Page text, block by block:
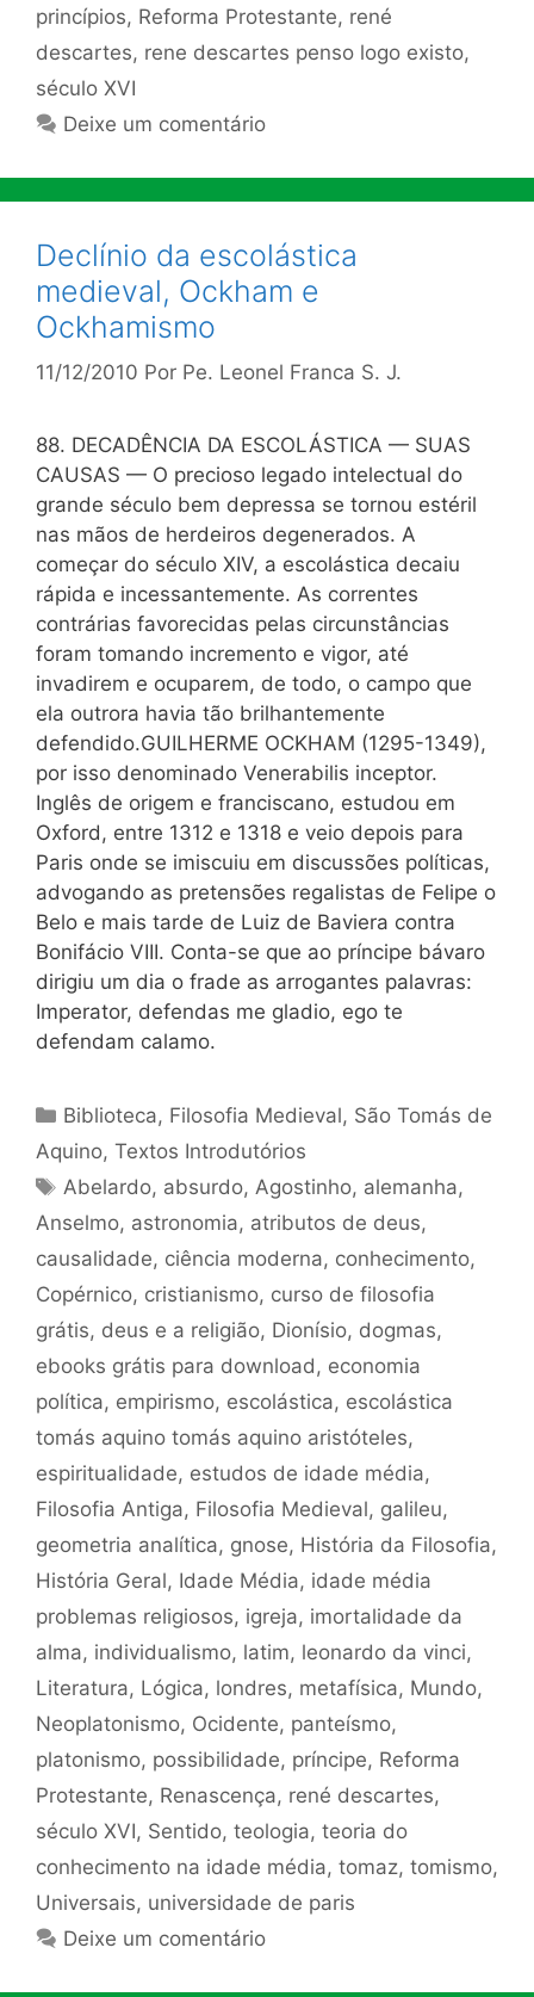
princípios, Reforma Protestante, rené
descartes, rene descartes penso logo existo,
século XVI
Deixe um comentário
Declínio da escolástica
medieval, Ockham e
Ockhamismo
11/12/2010 Por Pe. Leonel Franca S. J.
88. DECADÊNCIA DA ESCOLÁSTICA — SUAS
CAUSAS — O precioso legado intelectual do
grande século bem depressa se tornou estéril
nas mãos de herdeiros degenerados. A
começar do século XIV, a escolástica decaiu
rápida e incessantemente. As correntes
contrárias favorecidas pelas circunstâncias
foram tomando incremento e vigor, até
invadirem e ocuparem, de todo, o campo que
ela outrora havia tão brilhantemente
defendido.GUILHERME OCKHAM (1295-1349),
por isso denominado Venerabilis inceptor.
Inglês de origem e franciscano, estudou em
Oxford, entre 1312 e 1318 e veio depois para
Paris onde se imiscuiu em discussões políticas,
advogando as pretensões regalistas de Felipe o
Belo e mais tarde de Luiz de Baviera contra
Bonifácio VIII. Conta-se que ao príncipe bávaro
dirigiu um dia o frade as arrogantes palavras:
Imperator, defendas me gladio, ego te
defendam calamo.
Categorias
Biblioteca, Filosofia Medieval, São Tomás de
Aquino, Textos Introdutórios
Tags
Abelardo, absurdo,Agostinho, alemanha,
Anselmo, astronomia, atributos de deus,
causalidade, ciência moderna, conhecimento,
Copérnico, cristianismo, curso de filosofia
grátis, deus e a religião, Dionísio, dogmas,
ebooks grátis para download, economia
política, empirismo, escolástica, escolástica
tomás aquino tomás aquino aristóteles,
espiritualidade, estudos de idade média,
Filosofia Antiga, Filosofia Medieval, galileu,
geometria analítica, gnose, História da Filosofia,
História Geral, Idade Média, idade média
problemas religiosos, igreja, imortalidade da
alma, individualismo, latim, leonardo da vinci,
Literatura, Lógica, londres, metafísica, Mundo,
Neoplatonismo, Ocidente, panteísmo,
platonismo, possibilidade, príncipe, Reforma
Protestante, Renascença, rené descartes,
século XVI, Sentido, teologia, teoria do
conhecimento na idade média, tomaz, tomismo,
Universais, universidade de paris
Deixe um comentário